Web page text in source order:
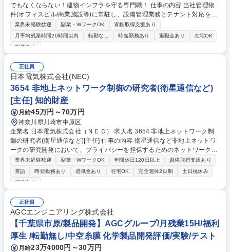
でもなくならない！建物インフラを守る専門職！ 仕事の内容 当社管理物
件(オフィスビル/商業施設等)に常駐し、設備管理業務とテナント対応を任
せます。入社から1年程度は、基本先輩社員に付いてのOJTとなり丁寧に
育成します！※常駐する物件は自宅から1時間半以内。 【具体的には】 ■
案件：同社が受託管理するオフィスビルや商業施設、物流施設、学校等 ■
視、点検や各種法令に基づく業務 ■物件の運営や人員含めたマネジメント
やレポート作成業務 ※建物の改変を伴う作業はなし。 募集職種 ★未経験
歓迎【大阪市】AI時代でもなくならない！建物インフラを守る専門職！
業界未経験歓迎 副業・WワークOK
資格取得支援あり
月平均残業時間20時間以内
転勤なし 時短勤務あり 退職金あり
在宅OK
服装自由
正社員
日本電気株式会社(NEC)
3654 非地上ネットワーク制御の研究者(衛星通信など)
[主任] 知的財産
月給45万円～70万円
神奈川県川崎市中原区
企業名 日本電気株式会社（ＮＥＣ） 求人名 3654 非地上ネットワーク制
御の研究者(衛星通信など)[主任] 仕事の内容 衛星通信など非地上ネットワ
ークの研究開発において、プライバシーを担保するためのネットワーク機
能の仮想化技術の研究開発を担っていただきます。 ネットワーク仮想化に
関する技術の研究開発・特許権利化・次世代製品への適用に貢献してもら
うことを期待しています。 【事業概要】 NECでは、情報社会のさらなる
ープでは、ネットワーク新技術の早期確立を目指し、主に衛星通信などの
非地上ネットワークの研究開発を推進しています。 募集職種 3654 非地上
ネットワーク制御の研究者(衛星通信など)[主任]
業界未経験歓迎 副業・WワークOK 年間休日120日以上
資格取得支援あり
英語
時短勤務あり 退職金あり 在宅OK 完全週休2日制
土日祝休み
服装自由
正社員
AGCエンジニアリング株式会社
【千葉県市原/製品開発】AGCグループ/月残業15H/福利
厚生 /転勤無し/中空糸膜 化学製品開発評価/実験/テスト
月給23万4000円～30万円